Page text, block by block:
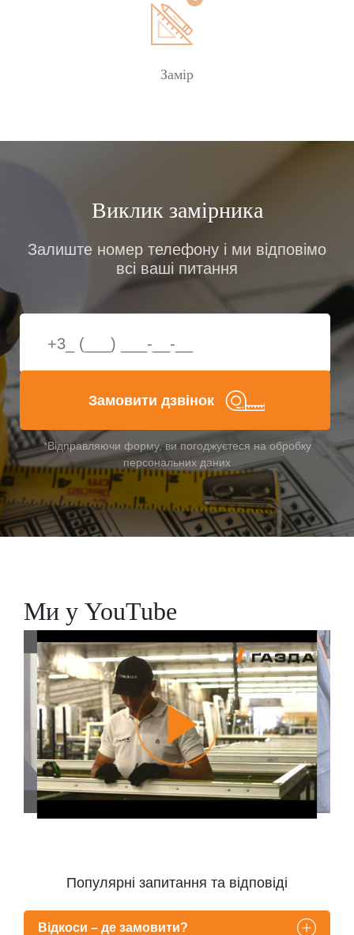
Замір
Виклик замірника
Залиште номер телефону і ми відповімо
всі ваші питання
Замовити дзвінок
*Відправляючи форму, ви погоджуєтеся на обробку
персональних даних
Ми у YouTube
Популярні запитання та відповіді
Відкоси – де замовити?